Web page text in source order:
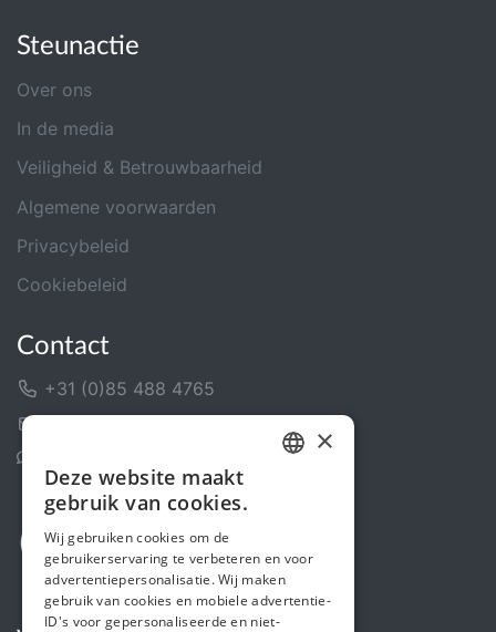
Steunactie
Over ons
In de media
Veiligheid & Betrouwbaarheid
Algemene voorwaarden
Privacybeleid
Cookiebeleid
Contact
+31 (0)85 488 4765
ENGLISH
×
Deze website maakt
gebruik van cookies.
Wij gebruiken cookies om de
gebruikerservaring te verbeteren en voor
advertentiepersonalisatie. Wij maken
gebruik van cookies en mobiele advertentie-
ID's voor gepersonaliseerde en niet-